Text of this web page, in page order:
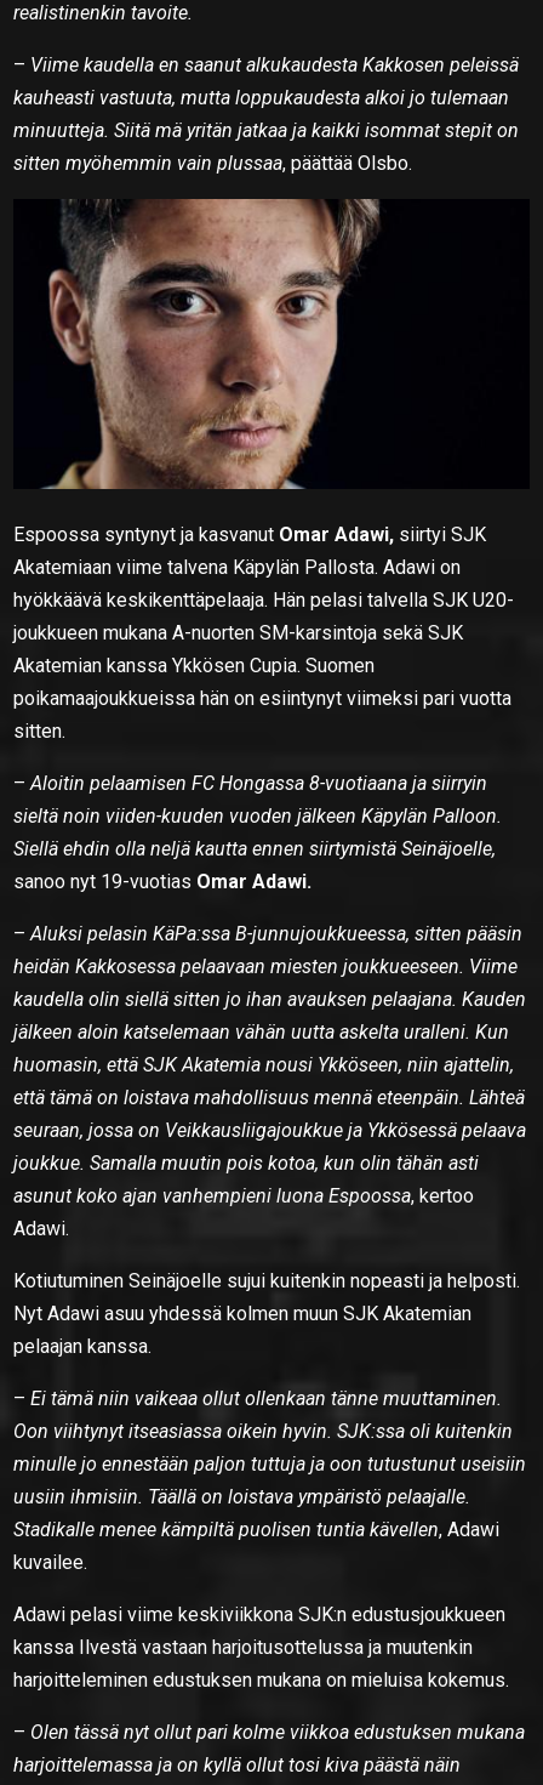
realistinenkin tavoite.
– Viime kaudella en saanut alkukaudesta Kakkosen peleissä
kauheasti vastuuta, mutta loppukaudesta alkoi jo tulemaan
minuutteja. Siitä mä yritän jatkaa ja kaikki isommat stepit on
sitten myöhemmin vain plussaa, päättää Olsbo.
Espoossa syntynyt ja kasvanut Omar Adawi, siirtyi SJK
Akatemiaan viime talvena Käpylän Pallosta. Adawi on
hyökkäävä keskikenttäpelaaja. Hän pelasi talvella SJK U20-
joukkueen mukana A-nuorten SM-karsintoja sekä SJK
Akatemian kanssa Ykkösen Cupia. Suomen
poikamaajoukkueissa hän on esiintynyt viimeksi pari vuotta
sitten.
–Aloitin pelaamisen FC Hongassa 8-vuotiaana ja siirryin
sieltä noin viiden-kuuden vuoden jälkeen Käpylän Palloon.
Siellä ehdin olla neljä kautta ennen siirtymistä Seinäjoelle,
sanoo nyt 19-vuotias Omar Adawi.
–Aluksi pelasin KäPa:ssa B-junnujoukkueessa, sitten pääsin
heidän Kakkosessa pelaavaan miesten joukkueeseen. Viime
kaudella olin siellä sitten jo ihan avauksen pelaajana. Kauden
jälkeen aloin katselemaan vähän uutta askelta uralleni. Kun
huomasin, että SJK Akatemia nousi Ykköseen, niin ajattelin,
että tämä on loistava mahdollisuus mennä eteenpäin. Lähteä
seuraan, jossa on Veikkausliigajoukkue ja Ykkösessä pelaava
joukkue. Samalla muutin pois kotoa, kun olin tähän asti
asunut koko ajan vanhempieni luona Espoossa, kertoo
Adawi.
Kotiutuminen Seinäjoelle sujui kuitenkin nopeasti ja helposti.
Nyt Adawi asuu yhdessä kolmen muun SJK Akatemian
pelaajan kanssa.
–Ei tämä niin vaikeaa ollut ollenkaan tänne muuttaminen.
Oon viihtynyt itseasiassa oikein hyvin. SJK:ssa oli kuitenkin
minulle jo ennestään paljon tuttuja ja oon tutustunut useisiin
uusiin ihmisiin. Täällä on loistava ympäristö pelaajalle.
Stadikalle menee kämpiltä puolisen tuntia kävellen, Adawi
kuvailee.
Adawi pelasi viime keskiviikkona SJK:n edustusjoukkueen
kanssa Ilvestä vastaan harjoitusottelussa ja muutenkin
harjoitteleminen edustuksen mukana on mieluisa kokemus.
– Olen tässä nyt ollut pari kolme viikkoa edustuksen mukana
harjoittelemassa ja on kyllä ollut tosi kiva päästä näin